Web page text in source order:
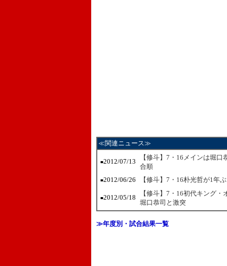
≪関連ニュース≫
■2012/07/13
【修斗】7・16メインは堀
合順
■2012/06/26 【修斗】7・16朴光哲が1年
■2012/05/18
【修斗】7・16初代キング
堀口恭司と激突
≫年度別・試合結果一覧